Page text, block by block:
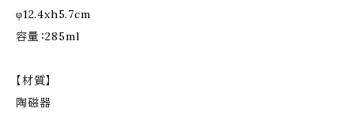
φ12.4xh5.7cm
容量：285ml
【材質】
陶磁器